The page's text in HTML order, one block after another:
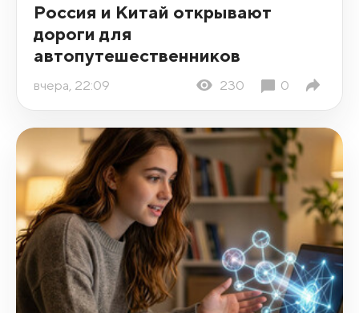
Россия и Китай открывают
дороги для
автопутешественников
вчера, 22:09 230 0